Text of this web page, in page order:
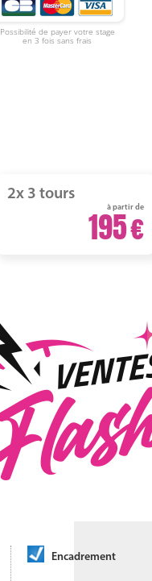
Possibilité de payer votre stage
en 3 fois sans frais
2x 3 tours
à partir de
195
Encadrement